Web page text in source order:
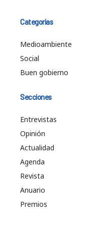
Categorías
Medioambiente
Social
Buen gobierno
Secciones
Entrevistas
Opinión
Actualidad
Agenda
Revista
Anuario
Premios